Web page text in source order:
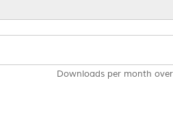
Downloads per month